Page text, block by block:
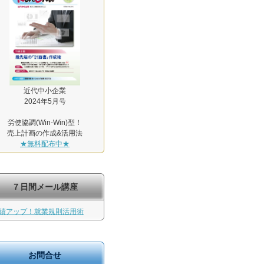
近代中小企業
2024年5月号
労使協調(Win-Win)型！
売上計画の作成&活用法
★無料配布中★
７日間メール講座
アップ！就業規則活用術
お問合せ